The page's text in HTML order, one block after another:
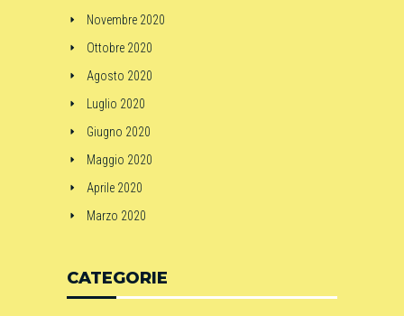
Novembre 2020
Ottobre 2020
Agosto 2020
Luglio 2020
Giugno 2020
Maggio 2020
Aprile 2020
Marzo 2020
CATEGORIE